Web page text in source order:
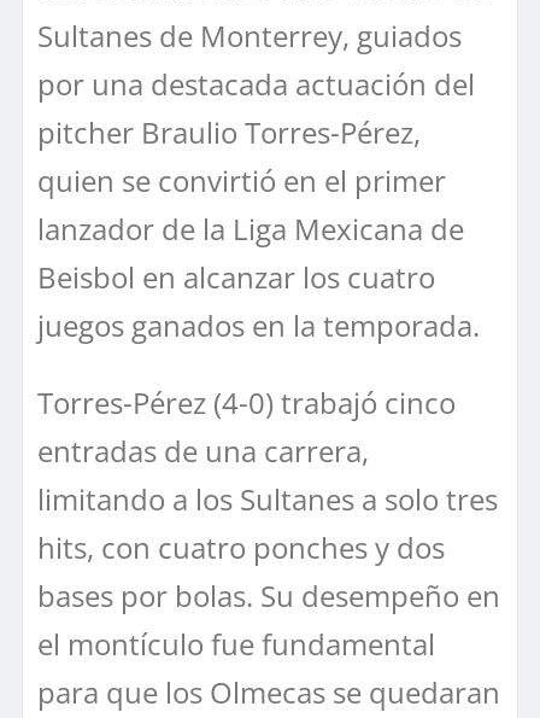
Sultanes de Monterrey, guiados
por una destacada actuación del
pitcher Braulio Torres-Pérez,
quien se convirtió en el primer
lanzador de la Liga Mexicana de
Beisbol en alcanzar los cuatro
juegos ganados en la temporada.
Torres-Pérez (4-0) trabajó cinco
entradas de una carrera,
limitando a los Sultanes a solo tres
hits, con cuatro ponches y dos
bases por bolas. Su desempeño en
el montículo fue fundamental
para que los Olmecas se quedaran